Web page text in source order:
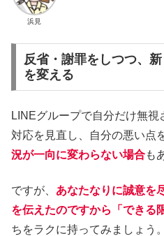
浜見
反省・謝罪をしつつ、
を変える
LINEグループで自分だけ無
対応を見直し、自分の悪い点
況が一向に変わらない場合も
ですが、 あなたなりに誠意を
を伝えたのですから「できる
ちをラクに持ってみましょう。